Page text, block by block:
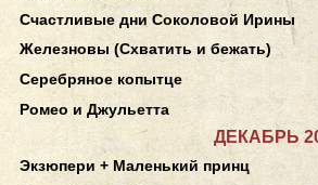
Счастливые дни Соколовой Ирины
Железновы (Схватить и бежать)
Серебряное копытце
Ромео и Джульетта
ДЕКАБРЬ
Экзюпери + Маленький принц